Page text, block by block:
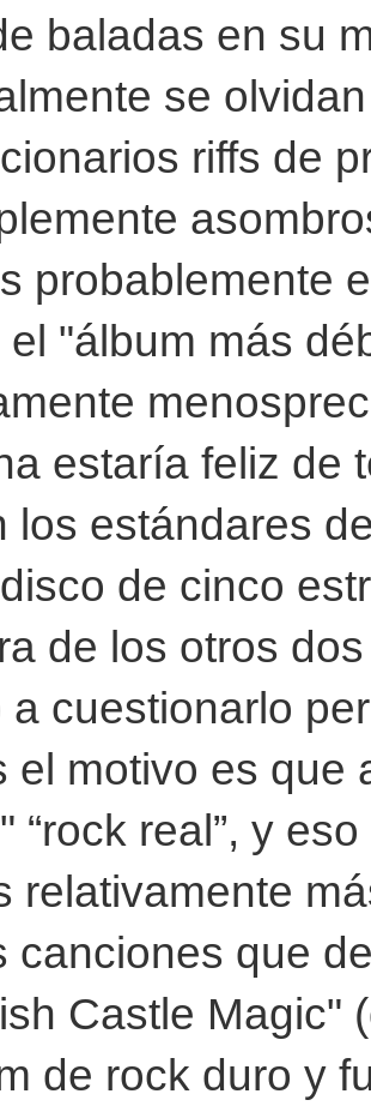
baladas en su
se
riffs de
probablemente
el "álbum más
estaría feliz de
los estándares
de cinco
de los otros
a cuestionarlo
el motivo es que
“rock real”, y
relativamente
canciones que
Castle Magic"
de rock duro y